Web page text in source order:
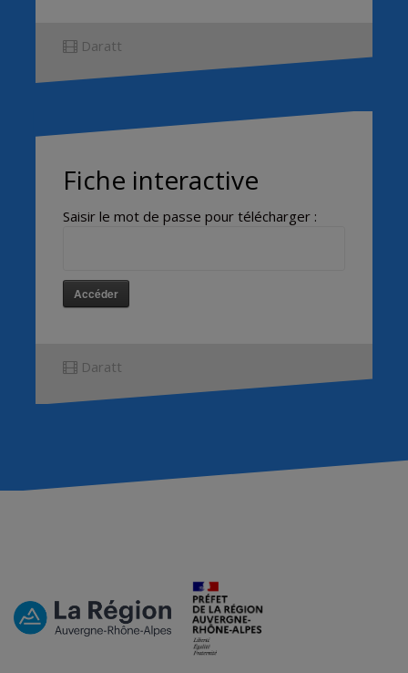
Daratt
Fiche interactive
Saisir le mot de passe pour télécharger :
Accéder
Daratt